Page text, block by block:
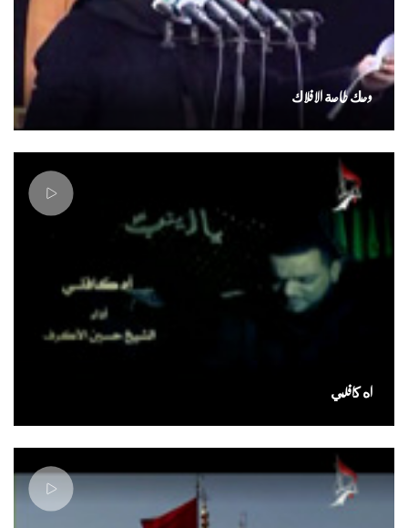
وحك طاعة الافلاك
اه كافلي